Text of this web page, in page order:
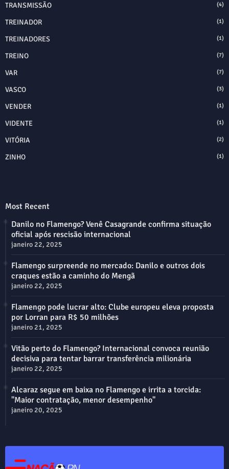
TRANSMISSÃO (4)
TREINADOR (1)
TREINADORES (1)
TREINO (7)
VAR (7)
VASCO (3)
VENDER (1)
VIDENTE (1)
VITÓRIA (2)
ZINHO (1)
Most Recent
Danilo no Flamengo? Venê Casagrande confirma situação
oficial após rescisão internacional
janeiro 22, 2025
Flamengo surpreende no mercado: Danilo e outros dois
craques estão a caminho do Mengã
janeiro 22, 2025
Flamengo pode lucrar alto: Clube europeu eleva proposta
por Lorran para R$ 50 milhões
janeiro 21, 2025
Vitão perto do Flamengo? Internacional convoca reunião
decisiva para tentar barrar transferência milionária
janeiro 22, 2025
Alcaraz segue em baixa no Flamengo e irrita a torcida:
"Maior contratação, menor desempenho"
janeiro 20, 2025